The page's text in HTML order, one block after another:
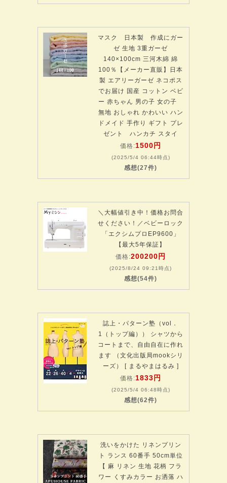
マスク 日本製 作成にガー
ゼ 生地 3重ガーゼ
140×100cm 三河木綿 綿
100％【メーカー直販】日本
製 エアリーガーゼ ネコポス
でお届け 国産 コットン ベビ
ー 赤ちゃん 男の子 女の子
無地 おしゃれ かわいい ハン
ドメイド 手作り ギフト プレ
ゼント ハンカチ スタイ
価格:1500円
(2025/5/4 06:44時点)
感想(27件)
＼大幅値引き中！価格お問合
せください！／ベビーロック
「エクシムプロEP9600」
【最大5年保証】
価格:200200円
(2025/8/24 09:21時点)
感想(54件)
誌上・パターン塾（vol．
1（トップ編）） シャツから
コートまで、自由自在に作れ
ます （文化出版局mookシリ
ーズ） [ まるやまはるみ ]
価格:1833円
(2025/5/4 06:48時点)
感想(62件)
洗いをかけた リネンプリン
ト ランス 60番手 50cm単位
【 麻 リネン 生地 花柄 フラ
ワー くすみカラー お洒落 ハ